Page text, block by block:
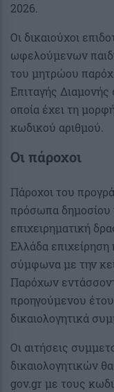
2026.
Οι δικαιούχοι
ωφελούμενων
του μητρώου
Επιταγής
οποία έχει τη
κωδικού αριθμού.
Οι πάροχοι
Πάροχοι του
πρόσωπα δημοσίου
επιχειρηματική
Ελλάδα
σύμφωνα με την
Παρόχων
προηγούμενου
δικαιολογητικά
Οι αιτήσεις
δικαιολογητικών
gov.gr με τους